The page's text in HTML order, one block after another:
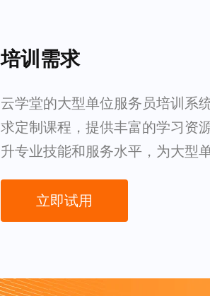
培训需求
云学堂的大型单位服务员培训系
求定制课程，提供丰富的学习资
升专业技能和服务水平，为大型
立即试用